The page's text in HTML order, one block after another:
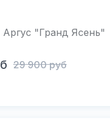
"Гранд Ясень"
29 900 руб